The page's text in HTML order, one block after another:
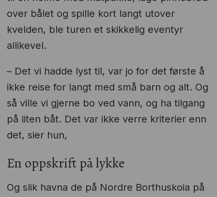
over bålet og spille kort langt utover
kvelden, ble turen et skikkelig eventyr
allikevel.
– Det vi hadde lyst til, var jo for det første å
ikke reise for langt med små barn og alt. Og
så ville vi gjerne bo ved vann, og ha tilgang
på liten båt. Det var ikke verre kriterier enn
det, sier hun,
En oppskrift på lykke
Og slik havna de på Nordre Borthuskoia på